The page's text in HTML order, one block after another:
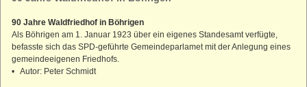
90 Jahre Waldfriedhof in Böhrigen
Als Böhrigen am 1. Januar 1923 über ein eigenes Standesamt verfügte,
befasste sich das SPD-geführte Gemeindeparlamet mit der Anlegung eines
gemeindeeigenen Friedhofs.
• Autor: Peter Schmidt